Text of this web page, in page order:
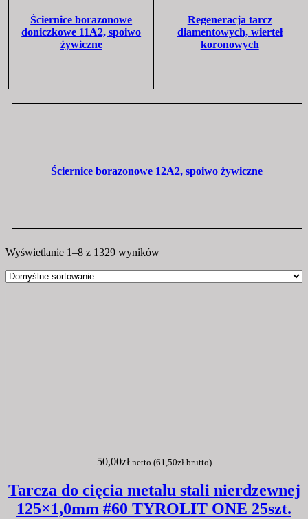
Ściernice borazonowe
doniczkowe 11A2, spoiwo
żywiczne
Regeneracja tarcz
diamentowych, wierteł
koronowych
Ściernice borazonowe 12A2, spoiwo żywiczne
Wyświetlanie 1–8 z 1329 wyników
50,00zł netto (61,50złbrutto)
Tarcza do cięcia metalu stali nierdzewnej
125×1,0mm #60 TYROLIT ONE 25szt.